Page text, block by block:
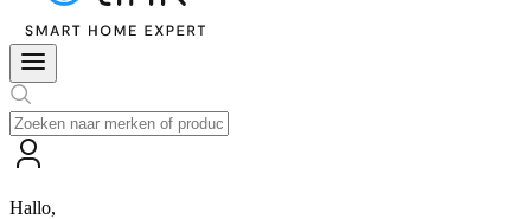
Hallo,